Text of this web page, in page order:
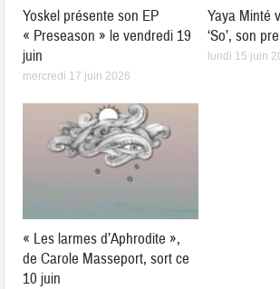
Yoskel présente son EP
« Preseason » le vendredi 19
juin
mercredi 17 juin 2026
Yaya Minté
‘So’, son
lundi 15 juin
« Les larmes d’Aphrodite »,
de Carole Masseport, sort ce
10 juin